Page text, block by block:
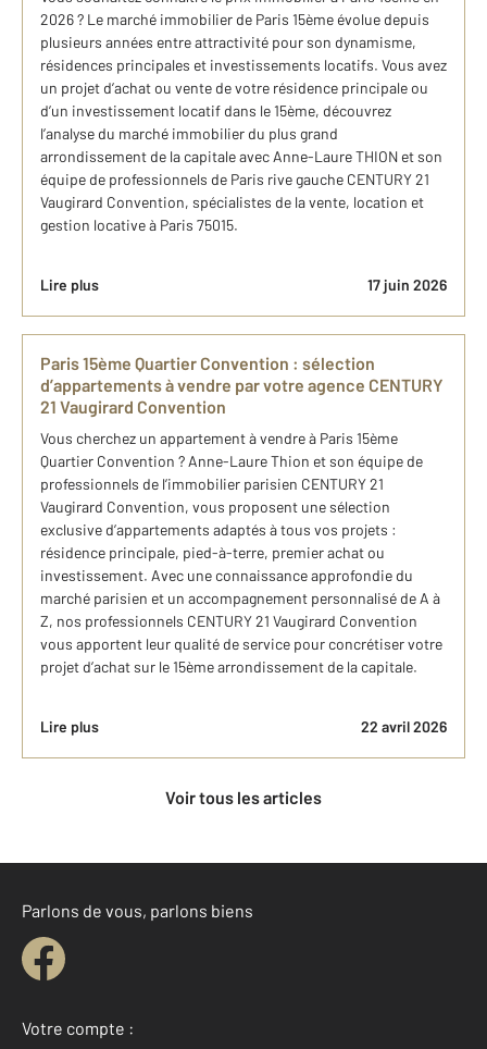
2026 ? Le marché immobilier de Paris 15ème évolue depuis
plusieurs années entre attractivité pour son dynamisme,
résidences principales et investissements locatifs. Vous avez
un projet d’achat ou vente de votre résidence principale ou
d’un investissement locatif dans le 15ème, découvrez
l’analyse du marché immobilier du plus grand
arrondissement de la capitale avec Anne-Laure THION et son
équipe de professionnels de Paris rive gauche CENTURY 21
Vaugirard Convention, spécialistes de la vente, location et
gestion locative à Paris 75015.
Lire plus 17 juin 2026
Paris 15ème Quartier Convention​ : sélection
d’appartements à vendre par votre agence CENTURY
21 Vaugirard Convention
Vous cherchez un appartement à vendre à Paris 15ème
Quartier Convention ? Anne-Laure Thion et son équipe de
professionnels de l’immobilier parisien​ CENTURY 21
Vaugirard Convention, vous proposent une sélection
exclusive d’appartements adaptés à tous vos projets :
résidence principale, pied-à-terre, premier achat ou
investissement. Avec une connaissance approfondie du
marché parisien et un accompagnement personnalisé de A à
Z, nos professionnels CENTURY 21 Vaugirard Convention
vous apportent leur qualité de service pour concrétiser votre
projet d’achat sur le 15ème arrondissement de la capitale.
Lire plus 22 avril 2026
Voir tous les articles
Parlons de vous, parlons biens
Votre compte :